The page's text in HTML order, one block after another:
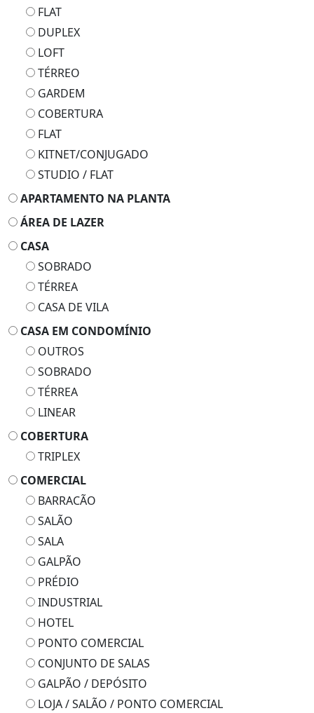
FLAT
DUPLEX
LOFT
TÉRREO
GARDEM
COBERTURA
FLAT
KITNET/CONJUGADO
STUDIO / FLAT
APARTAMENTO NA PLANTA
ÁREA DE LAZER
CASA
SOBRADO
TÉRREA
CASA DE VILA
CASA EM CONDOMÍNIO
OUTROS
SOBRADO
TÉRREA
LINEAR
COBERTURA
TRIPLEX
COMERCIAL
BARRACÃO
SALÃO
SALA
GALPÃO
PRÉDIO
INDUSTRIAL
HOTEL
PONTO COMERCIAL
CONJUNTO DE SALAS
GALPÃO / DEPÓSITO
LOJA / SALÃO / PONTO COMERCIAL